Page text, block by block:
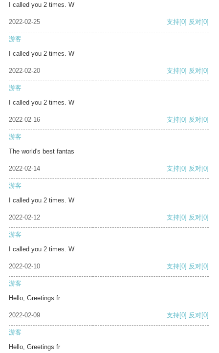
I called you 2 times. W
2022-02-25 支持[0] 反对[0]
游客
I called you 2 times. W
2022-02-20 支持[0] 反对[0]
游客
I called you 2 times. W
2022-02-16 支持[0] 反对[0]
游客
The world's best fantas
2022-02-14 支持[0] 反对[0]
游客
I called you 2 times. W
2022-02-12 支持[0] 反对[0]
游客
I called you 2 times. W
2022-02-10 支持[0] 反对[0]
游客
Hello, Greetings fr
2022-02-09 支持[0] 反对[0]
游客
Hello, Greetings fr